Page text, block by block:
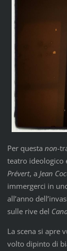
Per questa non-
teatro ideologico
Prévert, a Jean
immergerci in
all’anno
sulle rive del
La scena si apre
volto dipinto di